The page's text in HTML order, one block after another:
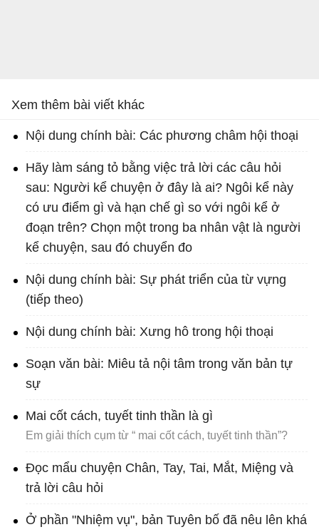
Xem thêm bài viết khác
Nội dung chính bài: Các phương châm hội thoại
Hãy làm sáng tỏ bằng việc trả lời các câu hỏi
sau: Người kể chuyện ở đây là ai? Ngôi kể này
có ưu điểm gì và hạn chế gì so với ngôi kể ở
đoạn trên? Chọn một trong ba nhân vật là người
kể chuyện, sau đó chuyển đo
Nội dung chính bài: Sự phát triển của từ vựng
(tiếp theo)
Nội dung chính bài: Xưng hô trong hội thoại
Soạn văn bài: Miêu tả nội tâm trong văn bản tự
sự
Mai cốt cách, tuyết tinh thần là gì
Em giải thích cụm từ “ mai cốt cách, tuyết tinh thần”?
Đọc mẩu chuyện Chân, Tay, Tai, Mắt, Miệng và
trả lời câu hỏi
Ở phần "Nhiệm vụ", bản Tuyên bố đã nêu lên khá